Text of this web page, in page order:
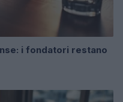
i fondatori restano